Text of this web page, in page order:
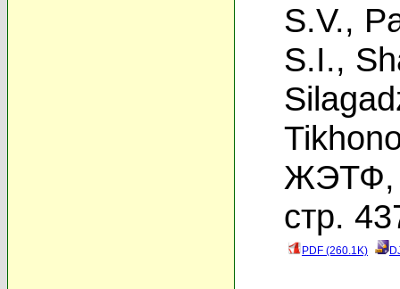
S.V.,
S.I.,
ЖЭТФ,
стр.
PDF (260.1K)